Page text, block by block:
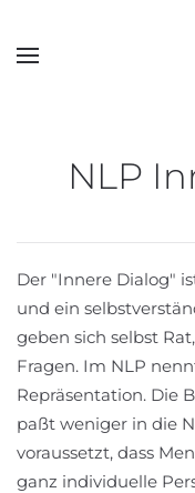
Skip to main
NLP
Der "Innere Dialog"
und ein
geben sich selbst
Fragen. Im NLP
Repräsentation. Die
paßt weniger in die
voraussetzt, dass
ganz individuelle